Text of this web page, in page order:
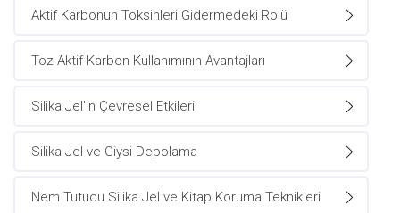
Aktif Karbonun Toksinleri Gidermedeki Rolü
Toz Aktif Karbon Kullanımının Avantajları
Silika Jel'in Çevresel Etkileri
Silika Jel ve Giysi Depolama
Nem Tutucu Silika Jel ve Kitap Koruma Teknikleri